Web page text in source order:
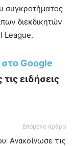
συγκροτήματος
διεκδικητών
League.
Google
ειδήσεις
Επόμενο άρθρο
Ανακοίνωσε τις